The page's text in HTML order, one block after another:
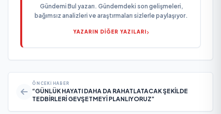
Gündemi Bul yazarı. Gündemdeki son gelişmeleri,
bağımsız analizleri ve araştırmaları sizlerle paylaşıyor.
YAZARIN DİĞER YAZILARI
ÖNCEKI HABER
“GÜNLÜK HAYATI DAHA DA RAHATLATACAK ŞEKİLDE
TEDBİRLERİ GEVŞETMEYİ PLANLIYORUZ”